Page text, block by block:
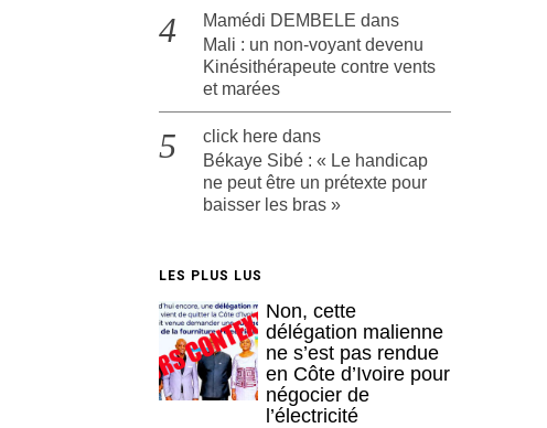
Mamédi DEMBELE dans
Mali : un non-voyant devenu
Kinésithérapeute contre vents
et marées
click here dans
Békaye Sibé : « Le handicap
ne peut être un prétexte pour
baisser les bras »
LES PLUS LUS
Non, cette
délégation malienne
ne s’est pas rendue
en Côte d’Ivoire pour
négocier de
l’électricité